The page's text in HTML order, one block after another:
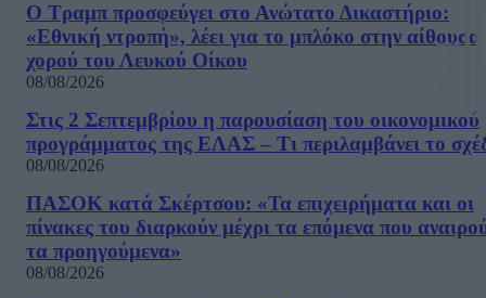
Ο Τραμπ προσφεύγει στο Ανώτατο Δικαστήριο:
«Εθνική ντροπή», λέει για το μπλόκο στην αίθουσα
χορού του Λευκού Οίκου
08/08/2026
Στις 2 Σεπτεμβρίου η παρουσίαση του οικονομικού
προγράμματος της ΕΛΑΣ – Τι περιλαμβάνει το
08/08/2026
ΠΑΣΟΚ κατά Σκέρτσου: «Τα επιχειρήματα και οι
πίνακες του διαρκούν μέχρι τα επόμενα που
τα προηγούμενα»
08/08/2026